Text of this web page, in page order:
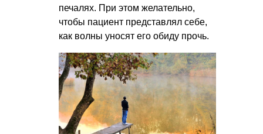
печалях. При этом желательно,
чтобы пациент представлял себе,
как волны уносят его обиду прочь.